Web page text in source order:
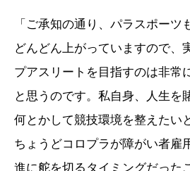
「ご承知の通り、パラスポーツ
どんどん上がっていますので、
プアスリートを目指すのは非常
と思うのです。私自身、人生を
何とかして競技環境を整えたい
ちょうどコロプラが障がい者雇
進に舵を切るタイミングだった